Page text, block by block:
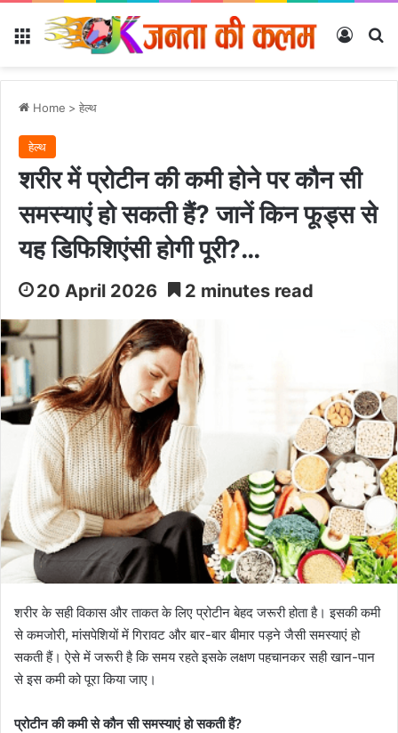
Menu Log In
Home > हेल्‍थ
हेल्‍थ
शरीर में प्रोटीन की कमी होने पर कौन सी
समस्याएं हो सकती हैं? जानें किन फूड्स से
यह डिफिशिएंसी होगी पूरी?…
20 April 2026 2 minutes read
शरीर के सही विकास और ताकत के लिए प्रोटीन बेहद जरूरी होता है। इसकी कमी
से कमजोरी, मांसपेशियों में गिरावट और बार-बार बीमार पड़ने जैसी समस्याएं हो
सकती हैं। ऐसे में जरूरी है कि समय रहते इसके लक्षण पहचानकर सही खान-पान
से इस कमी को पूरा किया जाए।
प्रोटीन की कमी से कौन सी समस्याएं हो सकती हैं?